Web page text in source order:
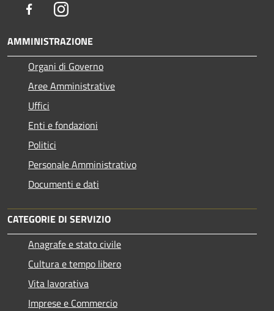
FacebookInstagram
AMMINISTRAZIONE
Organi di Governo
Aree Amministrative
Uffici
Enti e fondazioni
Politici
Personale Amministrativo
Documenti e dati
CATEGORIE DI SERVIZIO
Anagrafe e stato civile
Cultura e tempo libero
Vita lavorativa
Imprese e Commercio